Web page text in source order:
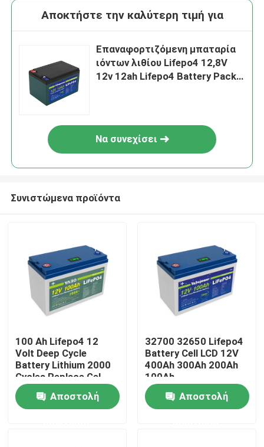
Σπίτι
Προϊόντα
Αποκτήστε την καλύτερη τιμή για
Επαναφορτιζόμενη μπαταρία
ιόντων λιθίου Lifepo4 12,8V
12v 12ah Lifepo4 Battery Pack
Να συνεχίσει
Συνιστώμενα προϊόντα
100 Ah Lifepo4 12
Volt Deep Cycle
Battery Lithium 2000
Cycles Replace Gel
Αποστολή
32700 32650 Lifepo4
Battery Cell LCD 12V
400Ah 300Ah 200Ah
100Ah
Αποστολή